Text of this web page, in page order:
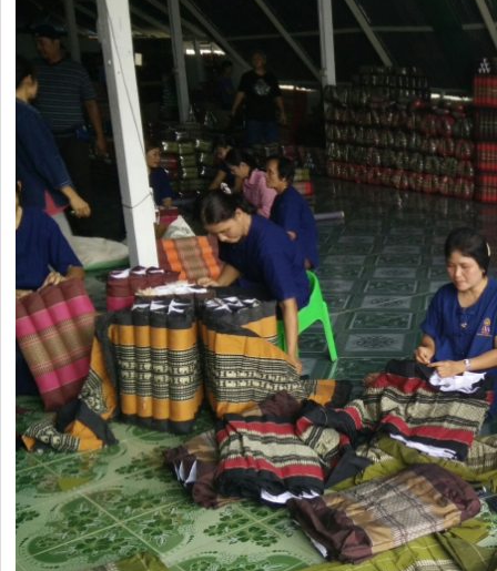
รายงาน
ผล
การ
ดำเนิน
งาน
บริการ
ข้อมูล
การ
เงิน-
การ
คลัง
การ
จัดการ
ความ
รู้